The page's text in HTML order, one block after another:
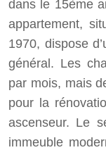
dans le 15ème
appartement,
1970, dispose
général. Les
par mois, mais
pour la
ascenseur. Le
immeuble